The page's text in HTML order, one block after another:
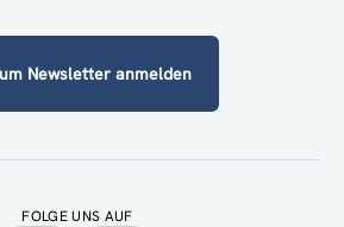
Newsletter anmelden
FOLGE UNS AUF